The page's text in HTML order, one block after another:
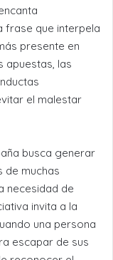
frase que interpela
presente en
apuestas, las
el malestar
busca generar
de muchas
necesidad de
invita a la
una persona
escapar de sus